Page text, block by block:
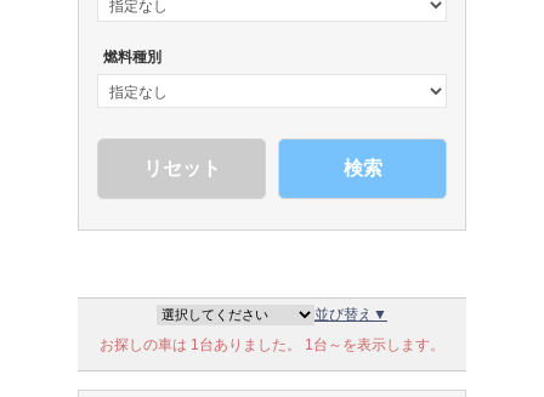
燃料種別
検索
並び替え▼
お探しの車は 1台ありました。 1台～を表示します。